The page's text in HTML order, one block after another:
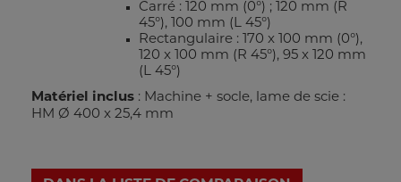
Carré : 120 mm (0°) ; 120 mm (R
45°), 100 mm (L 45°)
Rectangulaire : 170 x 100 mm (0°),
120 x 100 mm (R 45°), 95 x 120 mm
(L 45°)
Matériel inclus : Machine + socle, lame de scie :
HM Ø 400 x 25,4 mm